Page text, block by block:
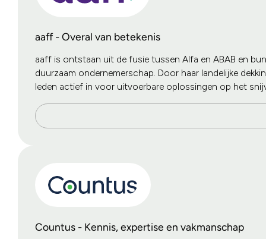
aaff - Overal van betekenis
aaff is ontstaan uit de fusie tussen Alfa en ABAB en
duurzaam ondernemerschap. Door haar landelijke
leden actief in voor uitvoerbare oplossingen op het
Countus - Kennis, expertise en vakmanschap